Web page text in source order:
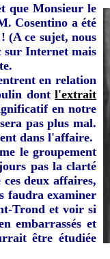
que Monsieur le
Cosentino a été
(A ce sujet, nous
sur Internet mais
en relation
dont l'extrait
en notre
pas plus mal.
dans l'affaire.
le groupement
pas la clarté
deux affaires,
faudra examiner
Trond et voir si
embarrassés et
être étudiée